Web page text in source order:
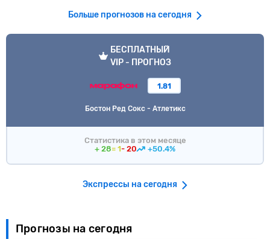
Больше прогнозов на сегодня
VIP прогноз
БЕСПЛАТНЫЙ
VIP - ПРОГНОЗ
1.81
Бостон Ред Сокс - Атлетикс
Статистика в этом месяце
+ 28= 1- 20 +50.4%
Экспрессы на сегодня
Прогнозы на сегодня